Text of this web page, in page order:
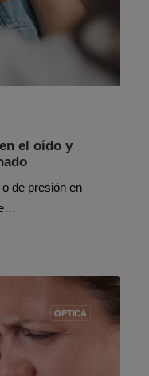
el oído y
de presión en
ÓPTICA